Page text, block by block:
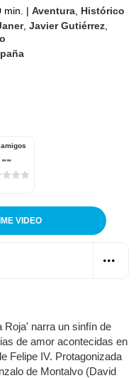
min. | Aventura Histórico
,Javier Gutiérrez
--
VIDEO
Roja' narra un sinfín de
de amor acontecidas en
Felipe IV. Protagonizada
de Montalvo (David